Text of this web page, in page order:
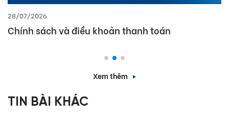
28/07/2026
Chính sách và điều khoản thanh toán
Xem thêm
TIN BÀI KHÁC